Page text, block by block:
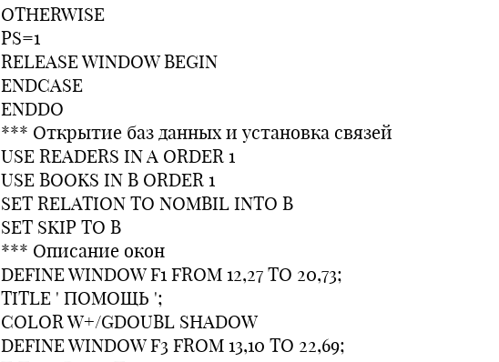
OTHERWISE
PS=1
RELEASE WINDOW BEGIN
ENDCASE
ENDDO
*** Открытие баз данных и установка связей
USE READERS IN A ORDER 1
USE BOOKS IN B ORDER 1
SET RELATION TO NOMBIL INTO B
SET SKIP TO B
*** Описание окон
DEFINE WINDOW F1 FROM 12,27 TO 20,73;
TITLE ' ПОМОЩЬ ';
COLOR W+/GDOUBL SHADOW
DEFINE WINDOW F3 FROM 13,10 TO 22,69;